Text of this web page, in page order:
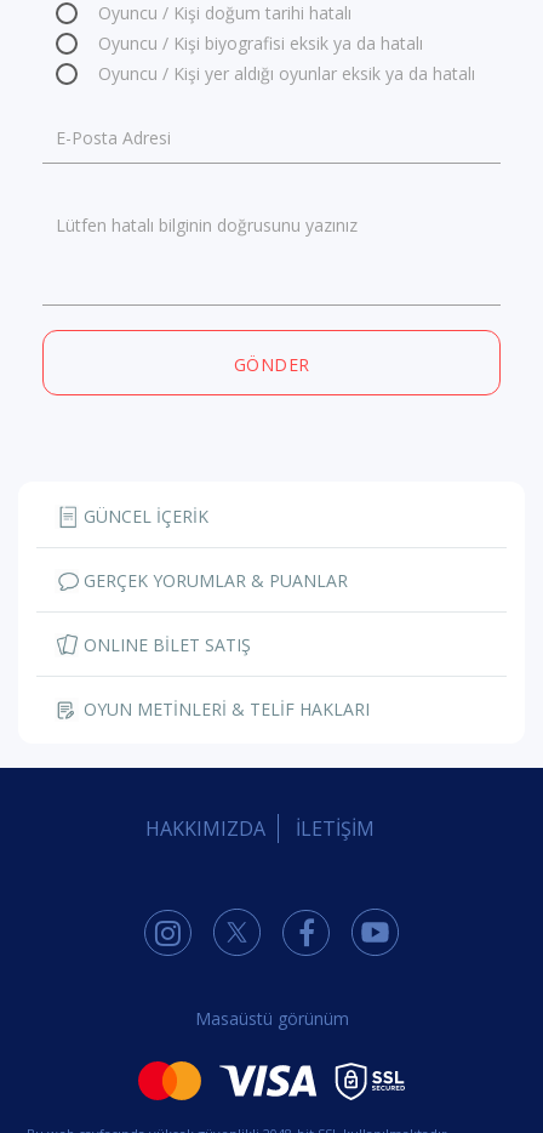
Oyuncu / Kişi doğum tarihi hatalı
Oyuncu / Kişi biyografisi eksik ya da hatalı
Oyuncu / Kişi yer aldığı oyunlar eksik ya da hatalı
E-Posta Adresi
Lütfen hatalı bilginin doğrusunu yazınız
GÖNDER
GÜNCEL İÇERİK
GERÇEK YORUMLAR & PUANLAR
ONLINE BİLET SATIŞ
OYUN METİNLERİ & TELİF HAKLARI
HAKKIMIZDA İLETİŞİM
Masaüstü görünüm